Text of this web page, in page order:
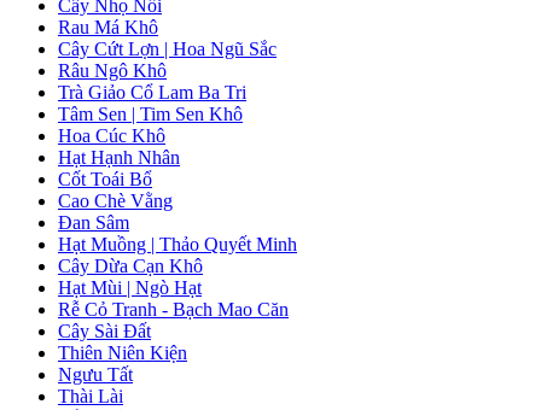
Cây Nhọ Nồi
Rau Má Khô
Cây Cứt Lợn | Hoa Ngũ Sắc
Râu Ngô Khô
Trà Giảo Cổ Lam Ba Tri
Tâm Sen | Tim Sen Khô
Hoa Cúc Khô
Hạt Hạnh Nhân
Cốt Toái Bổ
Cao Chè Vằng
Đan Sâm
Hạt Muồng | Thảo Quyết Minh
Cây Dừa Cạn Khô
Hạt Mùi | Ngò Hạt
Rễ Cỏ Tranh - Bạch Mao Căn
Cây Sài Đất
Thiên Niên Kiện
Ngưu Tất
Thài Lài